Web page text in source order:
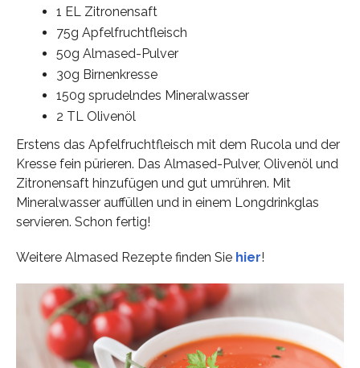
1 EL Zitronensaft
75g Apfelfruchtfleisch
50g Almased-Pulver
30g Birnenkresse
150g sprudelndes Mineralwasser
2 TL Olivenöl
Erstens das Apfelfruchtfleisch mit dem Rucola und der
Kresse fein pürieren. Das Almased-Pulver, Olivenöl und
Zitronensaft hinzufügen und gut umrühren. Mit
Mineralwasser auffüllen und in einem Longdrinkglas
servieren. Schon fertig!
Weitere Almased Rezepte finden Sie hier!